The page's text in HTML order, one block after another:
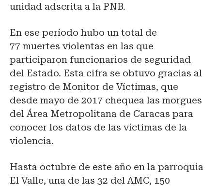
unidad adscrita a la PNB.
En ese período hubo un total de
77 muertes violentas en las que
participaron funcionarios de seguridad
del Estado. Esta cifra se obtuvo gracias al
registro de Monitor de Víctimas, que
desde mayo de 2017 chequea las morgues
del Área Metropolitana de Caracas para
conocer los datos de las víctimas de la
violencia.
Hasta octubre de este año en la parroquia
El Valle, una de las 32 del AMC, 150